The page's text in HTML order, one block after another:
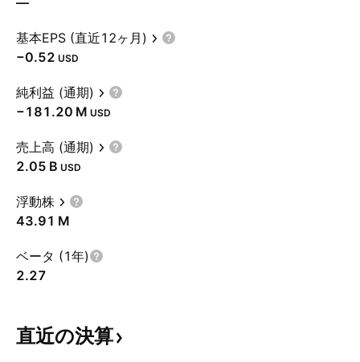
基本EPS (直近12ヶ月)
−0.52 USD
純利益 (通期)
‪−181.20 M‬ USD
売上高 (通期)
‪2.05 B‬ USD
浮動株
‪43.91 M‬
ベータ (1年)
2.27
直近の決算